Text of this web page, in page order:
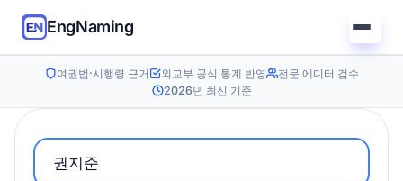
EngNaming
여권법·시행령 근거 외교부 공식 통계 반영
전문 에디터 검수
2026년 최신 기준